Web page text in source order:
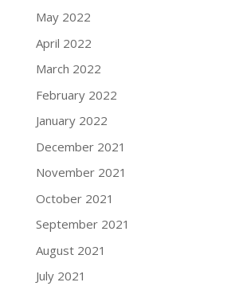
May 2022
April 2022
March 2022
February 2022
January 2022
December 2021
November 2021
October 2021
September 2021
August 2021
July 2021